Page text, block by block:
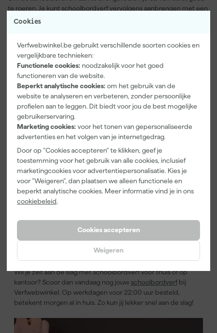
Cookies
Verfwebwinkel.be gebruikt verschillende soorten cookies en
vergelijkbare technieken:
Functionele cookies: noodzakelijk voor het goed
functioneren van de website.
Beperkt analytische cookies: om het gebruik van de
website te analyseren en verbeteren, zonder persoonlijke
profielen aan te leggen. Dit biedt voor jou de best mogelijke
gebruikerservaring.
Marketing cookies: voor het tonen van gepersonaliseerde
advertenties en het volgen van je internetgedrag.
Door op "Cookies accepteren" te klikken, geef je
toestemming voor het gebruik van alle cookies, inclusief
marketingcookies voor advertentiepersonalisatie. Kies je
voor "Weigeren", dan plaatsen we alleen functionele en
beperkt analytische cookies. Meer informatie vind je in ons
cookiebeleid.
Cookies accepteren
Weigeren
te roeren. Je kunt schoolbordverf vervolgens aanbrengen met een
verfroller of verfkwast. Na het aanbrengen van de eerste laag, laat
breng je de tweede laag aan.
Extra tips om schoolbordverf te gebruiken
Onze verfspecialisten adviseren om een kleine verfroller te
gebruiken. Breng de verf in stroken aan in alle richtingen. Van links
naar rechts en van boven naar onder. Zo dekt de schoolbordverf in
één keer goed. Werk vervolgens het oppervlak af door nog een
keer rechte banen van boven naar beneden te maken. Schilder
niet te lang, want dan vloeit de verf niet meer mooi strak. Dit komt
1. Verf eerst in alle richtingen voor een goede dekking.
2. Werk af door het gehele oppervlak in mooie rechte banen te
schilderen.
Schoolbordverf heeft een korte droogtijd van slechts een paar uur.
Wel is het aan te raden om minimaal 48 tot 72 uur te wachten,
maximale tijd om echt goed te drogen en houdt het zijn
schrobklasse, zodat je de muur onbeperkt kunt afwassen.
Schoolbordverf online kopen
Wil je zelf aan de slag met schoolbordverf voor thuis of op
kantoor? Scoor dan vandaag nog jouwschoolbordverf bij
Verfwebwinkel. Op werkdagen voor 22:00 uur besteld,
betekent morgen al in huis. Zo kun jij lekker snel aan de slag!